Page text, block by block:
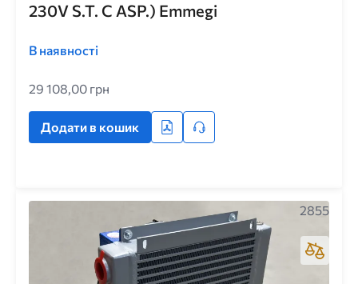
230V S.T. C ASP.) Emmegi
В наявності
29 108,00 грн
Додати в кошик
2855